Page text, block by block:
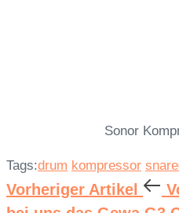
Sonor
Tags:drum kompressor
Vorheriger Artikel